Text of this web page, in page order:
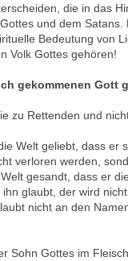
die in das
und dem
Bedeutung von
Volk Gottes gehören!
gekommenen Gott
zu Rettenden und
Welt geliebt, dass er
verloren werden,
gesandt, dass er
glaubt, der wird
nicht an den
Sohn Gottes im